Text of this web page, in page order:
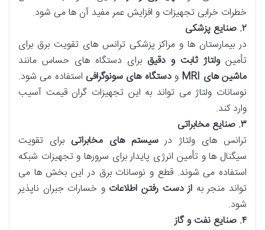
خطرات خرابی تجهیزات و افزایش عمر مفید آن ها می شود.
۲. صنایع پزشکی
در بیمارستان ها و مراکز پزشکی ترانس های تقویت برق برای
تأمینولتاژ ثابت و دقیق برای دستگاه های حساس مانند
ماشین های
ودستگاه های سونوگرافی استفاده می شود.
نوسانات ولتاژ می تواند به این تجهیزات گران قیمت آسیب
وارد کند.
۳. صنایع مخابراتی
ترانس های ولتاژ درسیستم های مخابراتی برای تقویت
سیگنال ها و تأمین انرژی پایدار برای سرورها و تجهیزات شبکه
استفاده می شوند. قطع و نوسانات برق در این بخش ها می
تواند منجر به از دست رفتن اطلاعات و خسارات جبران ناپذیر
شود.
۴. صنایع نفت و گاز